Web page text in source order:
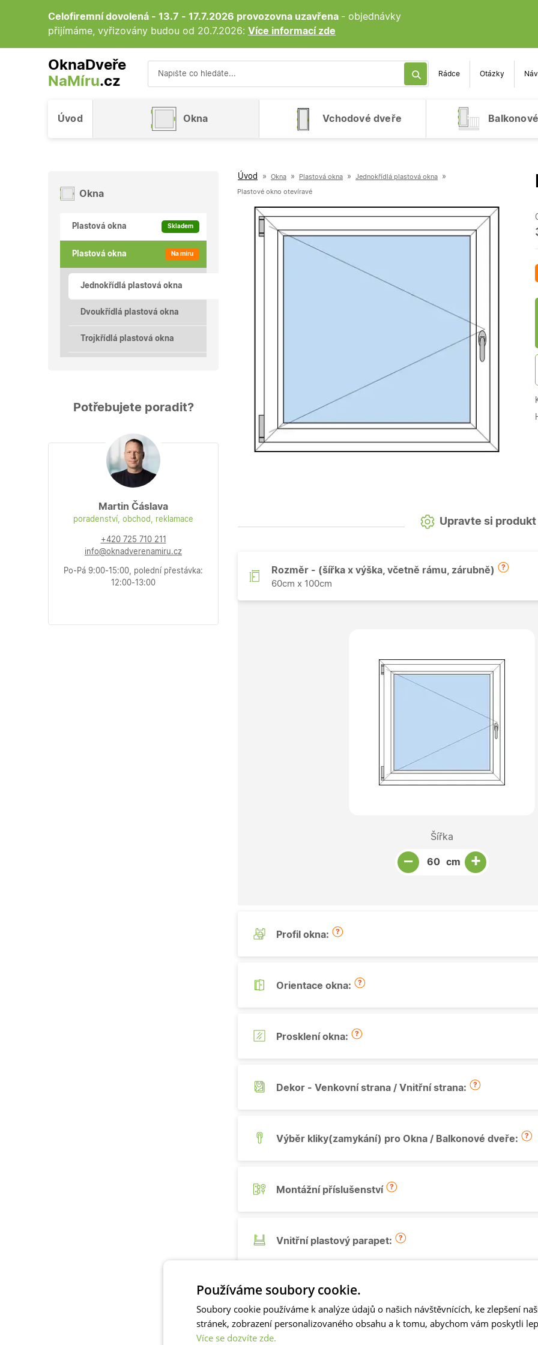
Celofiremní dovolená - 13.7 - 17.7.2026 provozovna uzavřena - objednávky
přijímáme, vyřizovány budou od 20.7.2026: Více informací zde
OknaDveře
NaMíru.cz
Rádce Otázky
Úvod Okna Vchodové dveře
Úvod » Okna » Plastová okna » Jednokřídlá plastová okna »
Plastové okno otevíravé
Upravte si produkt
Rozměr - (šířka x výška, včetně rámu, zárubně)
60cm x 100cm
Šířka
−
Snížit množství
Počet kusů
cm +
Zvýšit množství
Profil okna:
Orientace okna:
Prosklení okna:
Dekor - Venkovní strana / Vnitřní strana:
Výběr kliky(zamykání) pro Okna / Balkonové dveře:
Montážní příslušenství
Vnitřní plastový parapet:
Venkovní pozinkovaný parapet:
Okna
Plastová okna Skladem
Plastová okna Na míru
Jednokřídlá plastová okna
Dvoukřídlá plastová okna
Trojkřídlá plastová okna
Potřebujete poradit?
Martin Čáslava
poradenství, obchod, reklamace
+420 725 710 211
info@oknadverenamiru.cz
Po-Pá 9:00-15:00, polední přestávka:
12:00-13:00
Používáme soubory cookie.
Soubory cookie používáme k analýze údajů o našich návštěvnících, ke zlepšení
stránek, zobrazení personalizovaného obsahu a k tomu, abychom vám poskytli
Více se dozvíte zde.